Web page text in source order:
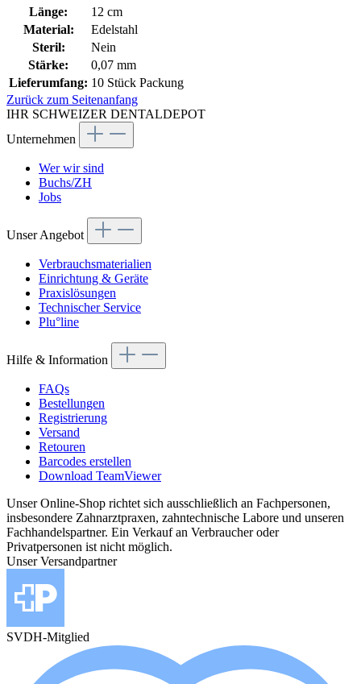
Länge:
12 cm
Material:
Edelstahl
Steril:
Nein
Stärke:
0,07 mm
Lieferumfang: 10 Stück Packung
Zurück zum Seitenanfang
IHR SCHWEIZER DENTALDEPOT
Unternehmen
Wer wir sind
Buchs/ZH
Jobs
Unser Angebot
Verbrauchsmaterialien
Einrichtung & Geräte
Praxislösungen
Technischer Service
Plu°line
Hilfe & Information
FAQs
Bestellungen
Registrierung
Versand
Retouren
Barcodes erstellen
Download TeamViewer
Unser Online-Shop richtet sich ausschließlich an Fachpersonen,
insbesondere Zahnarztpraxen, zahntechnische Labore und unseren
Fachhandelspartner. Ein Verkauf an Verbraucher oder
Privatpersonen ist nicht möglich.
Unser Versandpartner
SVDH-Mitglied